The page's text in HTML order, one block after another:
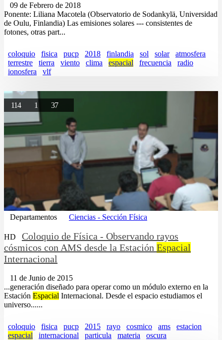
09 de Febrero de 2018
Ponente: Liliana Macotela (Observatorio de Sodankylä, Universidad
de Oulu, Finlandia) Las emisiones solares --- consistentes de
fotones, otras part...
coloquio fisica pucp 2018 finlandia sol solar
atmosfera
terrestre
tierra viento clima espacial frecuencia
radio
ionosfera
vlf
114 1 37
Departamentos Ciencias - Sección Física
HD
Coloquio de Física - Observando rayos
cósmicos con AMS desde la Estación Espacial
Internacional
11 de Junio de 2015
...generación diseñado para operar como un módulo externo en la
Estación Espacial Internacional. Desde el espacio estudiamos el
universo......
coloquio fisica pucp 2015 rayo cosmico ams
estacion
espacial
internacional particula materia oscura